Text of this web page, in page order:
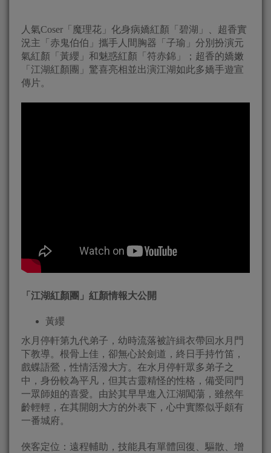
人氣Coser「魔理花」化身病嬌紅顏「碧湖」、超香實
況主「赤鬼伯伯」攜手人間胸器「子瑜」分別扮演元
氣紅顏「黃纓」和魅惑紅顏「符赤錦」；超香的嬌嫩
「江湖紅顏團」驚喜亮相並出演江湖如此多嬌手遊宣
傳片。
「江湖紅顏團」紅顏情報大公開
黃纓
水月停軒第九代弟子，幼時流落被許緝衣帶回水月門
下教導。根骨上佳，卻無心於劍道，終日手持竹笛，
戲蝶語鶯，性情活潑大方。在水月停軒眾多弟子之
中，身份較為平凡，但其古靈精怪的性格，備受同門
一眾師姐的喜愛。由於其早早進入江湖闖蕩，雖然年
齡輕輕，在其開朗大方的外表下，心中實際似乎頗有
一番城府。
俠客定位：遠程輔助，技能具有單體回復、驅散、增